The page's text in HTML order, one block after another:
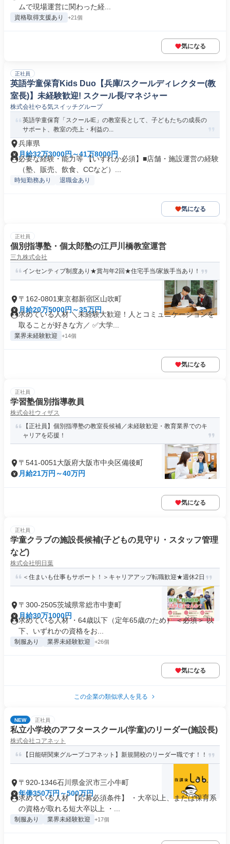
ムで現場運営に関わった経...
資格取得支援あり +21個
気になる
正社員
英語学童保育Kids Duo【兵庫/スクールディレクター(教
室長)】未経験歓迎! スクール長/マネジャー
株式会社やる気スイッチグループ
英語学童保育「スクールIE」の教室長として、子どもたちの成長の
サポート、教室の売上・利益の...
兵庫県
月給32万3000円～41万8000円
必要な経験・能力等 【いずれか必須】■店舗・施設運営の経験
（塾、販売、飲食、CCなど）...
時短勤務あり 退職金あり
気になる
正社員
個別指導塾・個太郎塾の江戸川橋教室運営
三九株式会社
インセンティブ制度あり★賞与年2回★住宅手当/家族手当あり！
〒162-0801東京都新宿区山吹町
月給20万5000円～35万円
求めている人材 ＼未経験大歓迎！人とコミュニケーションを
取ることが好きな方／ ✅大学...
業界未経験歓迎 +14個
気になる
正社員
学習塾個別指導教員
株式会社ウィザス
【正社員】個別指導塾の教室長候補／未経験歓迎・教育業界でのキ
ャリアを応援！
〒541-0051大阪府大阪市中央区備後町
月給21万円～40万円
気になる
正社員
学童クラブの施設長候補(子どもの見守り・スタッフ管理
など)
株式会社明日葉
＜住まいも仕事もサポート！＞キャリアアップ転職歓迎★週休2日
〒300-2505茨城県常総市中妻町
月給30万1000円
求めている人材 ・64歳以下（定年65歳のため） ＜必須＞ 以
下、いずれかの資格をお...
制服あり 業界未経験歓迎 +26個
気になる
この企業の類似求人を見る
NEW 正社員
私立小学校のアフタースクール(学童)のリーダー(施設長)
株式会社コアネット
【日能研関東グループコアネット】新規開校のリーダー職です！！
〒920-1346石川県金沢市三小牛町
年俸350万円～500万円
求めている人材 【応募必須条件】 ・大卒以上、または保育系
の資格が取れる短大卒以上 ・...
制服あり 業界未経験歓迎 +17個